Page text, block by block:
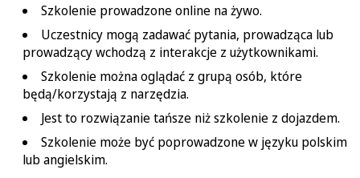
Szkolenie prowadzone online na żywo.
Uczestnicy mogą zadawać pytania, prowadząca lub
prowadzący wchodzą z interakcje z użytkownikami.
Szkolenie można oglądać z grupą osób, które
będą/korzystają z narzędzia.
Jest to rozwiązanie tańsze niż szkolenie z dojazdem.
Szkolenie może być poprowadzone w języku polskim
lub angielskim.